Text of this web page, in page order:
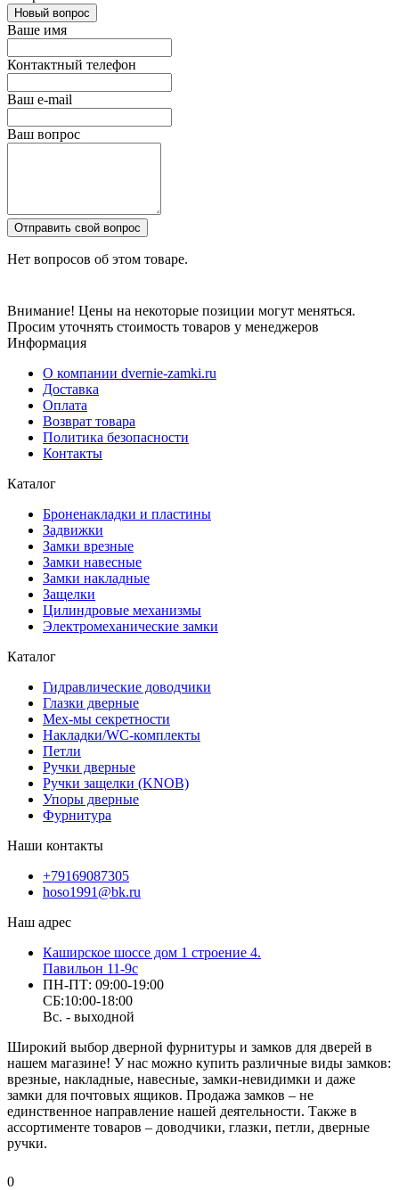
Новый вопрос
Ваше имя
Контактный телефон
Ваш e-mail
Ваш вопрос
Отправить свой вопрос
Нет вопросов об этом товаре.
Внимание! Цены на некоторые позиции могут меняться.
Просим уточнять стоимость товаров у менеджеров
Информация
О компании dvernie-zamki.ru
Доставка
Оплата
Возврат товара
Политика безопасности
Контакты
Каталог
Броненакладки и пластины
Задвижки
Замки врезные
Замки навесные
Замки накладные
Защелки
Цилиндровые механизмы
Электромеханические замки
Каталог
Гидравлические доводчики
Глазки дверные
Мех-мы секретности
Накладки/WC-комплекты
Петли
Ручки дверные
Ручки защелки (KNOB)
Упоры дверные
Фурнитура
Наши контакты
+79169087305
hoso1991@bk.ru
Наш адрес
Каширское шоссе дом 1 строение 4.
Павильон 11-9с
ПН-ПТ: 09:00-19:00
СБ:10:00-18:00
Вс. - выходной
Широкий выбор дверной фурнитуры и замков для дверей в
нашем магазине! У нас можно купить различные виды замков:
врезные, накладные, навесные, замки-невидимки и даже
замки для почтовых ящиков. Продажа замков – не
единственное направление нашей деятельности. Также в
ассортименте товаров – доводчики, глазки, петли, дверные
ручки.
0